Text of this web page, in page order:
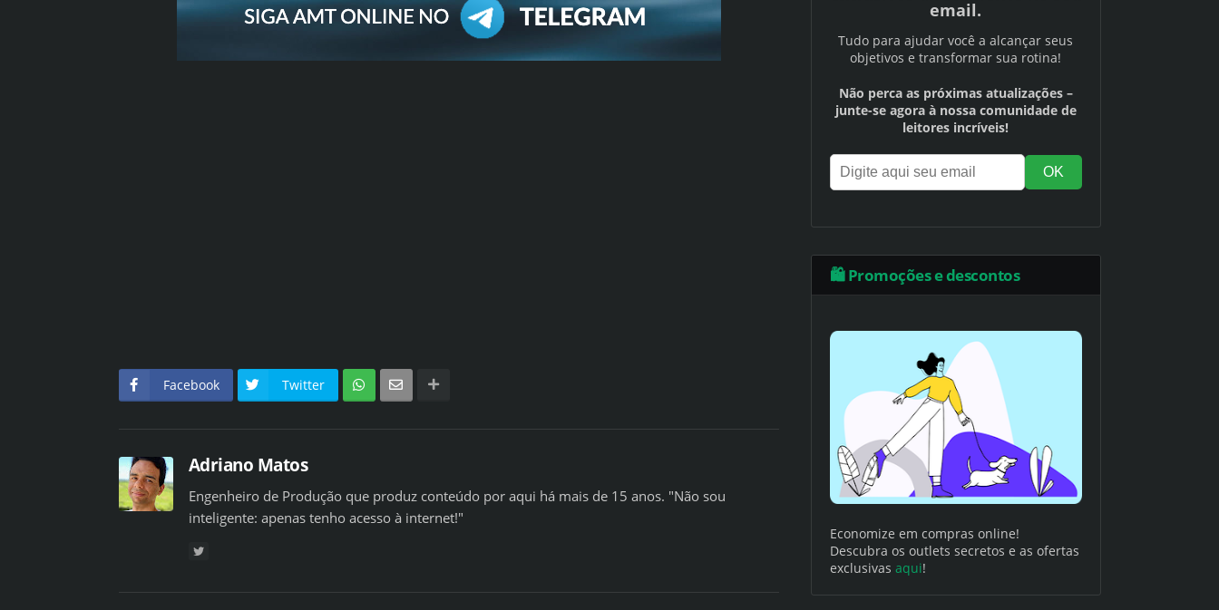
Facebook Twitter
Adriano Matos
Engenheiro de Produção que produz conteúdo por aqui há mais de 15 anos. "Não sou
inteligente: apenas tenho acesso à internet!"
email.
Tudo para ajudar você a alcançar seus
objetivos e transformar sua rotina!
Não perca as próximas atualizações –
junte-se agora à nossa comunidade de
leitores incríveis!
🛍️ Promoções e descontos
Economize em compras online!
Descubra os outlets secretos e as ofertas
exclusivas aqui!